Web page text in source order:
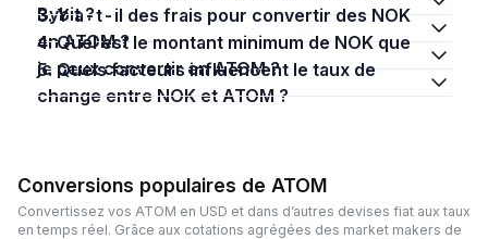
Bybit ?
3. Y a-t-il des frais pour convertir des NOK
en ATOM ?
4. Quel est le montant minimum de NOK que
je peux convertir en ATOM ?
5. Quels facteurs influencent le taux de
change entre NOK et ATOM ?
Conversions populaires de ATOM
Convertissez vos ATOM en USD et dans d’autres devises fiat aux taux
en temps réel. Grâce aux cotations agrégées des market makers de